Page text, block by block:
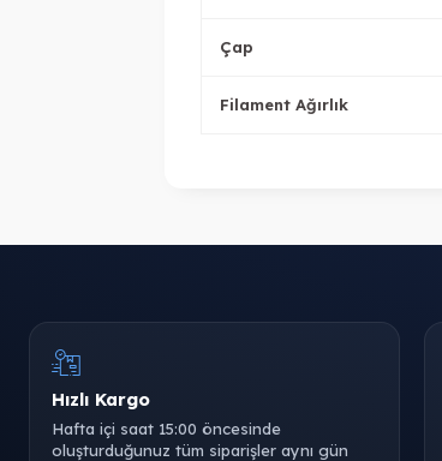
Çap
Filament Ağırlık
Hızlı Kargo
Hafta içi saat 15:00 öncesinde
oluşturduğunuz tüm siparişler aynı gün